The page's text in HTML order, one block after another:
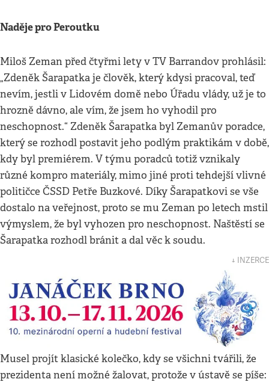
Naděje pro Peroutku
Miloš Zeman před čtyřmi lety v TV Barrandov prohlásil:
„Zdeněk Šarapatka je člověk, který kdysi pracoval, teď
nevím, jestli v Lidovém domě nebo Úřadu vlády, už je to
hrozně dávno, ale vím, že jsem ho vyhodil pro
neschopnost.“ Zdeněk Šarapatka byl Zemanův poradce,
který se rozhodl postavit jeho podlým praktikám v době,
kdy byl premiérem. V týmu poradců totiž vznikaly
různé kompro materiály, mimo jiné proti tehdejší vlivné
političce ČSSD Petře Buzkové. Díky Šarapatkovi se vše
dostalo na veřejnost, proto se mu Zeman po letech mstil
výmyslem, že byl vyhozen pro neschopnost. Naštěstí se
Šarapatka rozhodl bránit a dal věc k soudu.
↓ INZERCE
Musel projít klasické kolečko, kdy se všichni tvářili, že
prezidenta není možné žalovat, protože v ústavě se píše: